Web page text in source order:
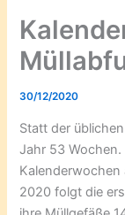
30/12/2020
Statt der
Jahr 53
Kalenderwochen
2020 folgt die